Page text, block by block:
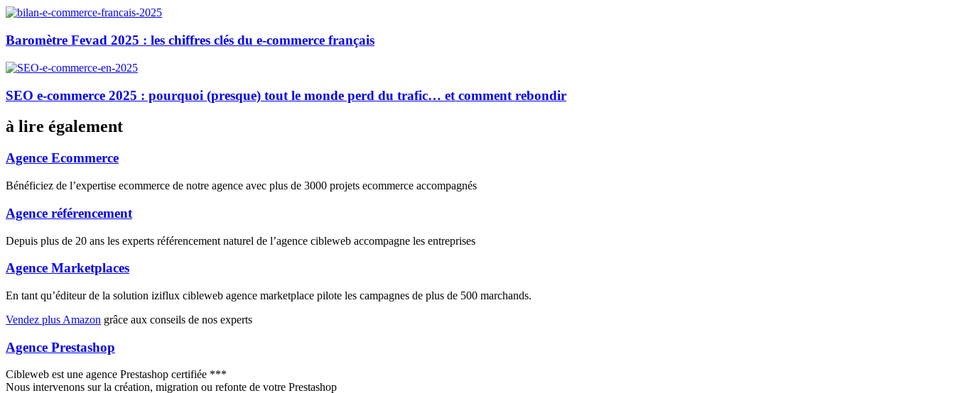
Baromètre Fevad 2025 : les chiffres clés du e-commerce français
SEO e-commerce 2025 : pourquoi (presque) tout le monde perd du trafic… et comment rebondir
à lire également
Agence Ecommerce
Bénéficiez de l’expertise ecommerce de notre agence avec plus de 3000 projets ecommerce accompagnés
Agence référencement
Depuis plus de 20 ans les experts référencement naturel de l’agence cibleweb accompagne les entreprises
Agence Marketplaces
En tant qu’éditeur de la solution iziflux cibleweb agence marketplace pilote les campagnes de plus de 500 marchands.
Vendez plus Amazon grâce aux conseils de nos experts
Agence Prestashop
Cibleweb est une agence Prestashop certifiée ***
Nous intervenons sur la création, migration ou refonte de votre Prestashop